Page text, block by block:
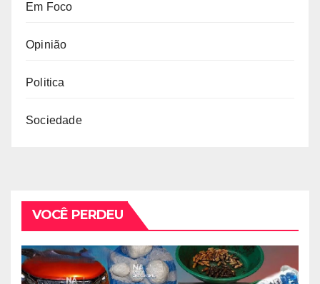
Em Foco
Opinião
Politica
Sociedade
VOCÊ PERDEU